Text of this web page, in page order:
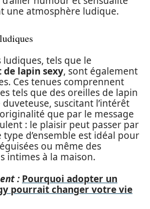
une atmosphère ludique.
ludiques, tels que le
lapin sexy, sont également
Ces tenues comprennent
tels que des oreilles de lapin
suscitant l’intérêt
que par le message
: le plaisir peut passer par
type d’ensemble est idéal pour
ou même des
intimes à la maison.
: Pourquoi adopter un
pourrait changer votre vie